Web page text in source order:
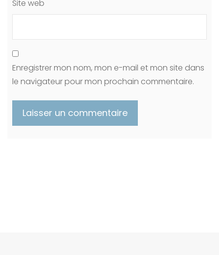
Site web
Enregistrer mon nom, mon e-mail et mon site dans
le navigateur pour mon prochain commentaire.